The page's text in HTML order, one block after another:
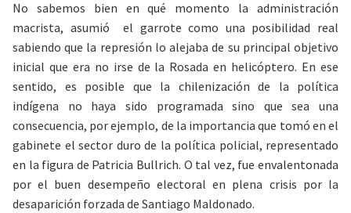
No sabemos bien en qué momento la administración
macrista, asumió el garrote como una posibilidad real
sabiendo que la represión lo alejaba de su principal objetivo
inicial que era no irse de la Rosada en helicóptero. En ese
sentido, es posible que la chilenización de la política
indígena no haya sido programada sino que sea una
consecuencia, por ejemplo, de la importancia que tomó en el
gabinete el sector duro de la política policial, representado
en la figura de Patricia Bullrich. O tal vez, fue envalentonada
por el buen desempeño electoral en plena crisis por la
desaparición forzada de Santiago Maldonado.